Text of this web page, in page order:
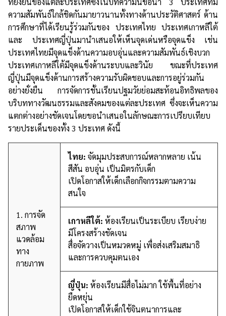
ความสัมพันธ์ใกล้ชิดกันมายาวนานทั้งทางด้านประวัติศาสตร์ ด้าน
การศึกษาที่ได้เรียนรู้ร่วมกันของ ประเทศไทย ประเทศเกาหลีใต้
และ ประเทศญี่ปุ่นมานำเสนอให้เห็นจุดเด่นหรือจุดแข็ง เช่น
ประเทศไทยมีจุดแข็งด้านความอบอุ่นและความสัมพันธ์เชิงบวก
ประเทศเกาหลีใต้มีจุดแข็งด้านระบบและวินัย ขณะที่ประเทศ
ญี่ปุ่นมีจุดแข็งด้านการสร้างความรับผิดชอบและการอยู่ร่วมกัน
อย่างยั่งยืน การจัดการชั้นเรียนปฐมวัยย่อมสะท้อนอิทธิพลของ
บริบททางวัฒนธรรมและสังคมของแต่ละประเทศ ซึ่งจะเห็นความ
แตกต่างอย่างชัดเจนโดยขอนำเสนอในลักษณะการเปรียบเทียบ
รายประเด็นของทั้ง 3 ประเทศ ดังนี้
1. การจัด
สภาพ
แวดล้อม
ทาง
กายภาพ
ไทย: จัดมุมประสบการณ์หลากหลาย เน้น
สีสัน อบอุ่น เป็นมิตรกับเด็ก
เปิดโอกาสให้เด็กเลือกกิจกรรมตามความ
สนใจ
เกาหลีใต้: ห้องเรียนเป็นระเบียบ เรียบง่าย
มีโครงสร้างชัดเจน
สื่อจัดวางเป็นหมวดหมู่ เพื่อส่งเสริมสมาธิ
และการควบคุมตนเอง
ญี่ปุ่น: ห้องเรียนมีสื่อไม่มาก ใช้พื้นที่อย่าง
ยืดหยุ่น
เปิดโอกาสให้เด็กใช้จินตนาการและ